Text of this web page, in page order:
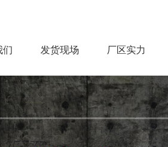
们 发货现场 厂区实力